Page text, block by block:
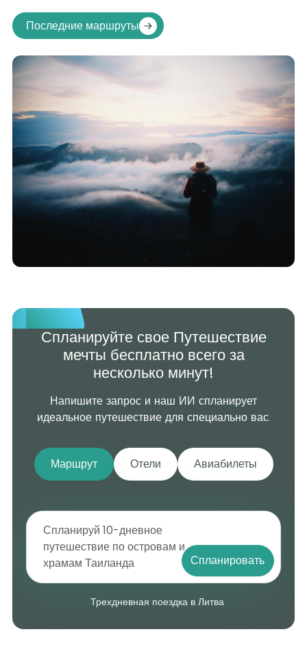
Последние маршруты
Спланируйте свое Путешествие
мечты бесплатно всего за
несколько минут!
Напишите запрос и наш ИИ спланирует
идеальное путешествие для специально вас.
Маршрут Отели Авиабилеты
Спланировать
Трехдневная поездка в Литва